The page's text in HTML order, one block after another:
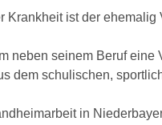
Krankheit ist der
neben seinem Beruf
dem schulischen,
in